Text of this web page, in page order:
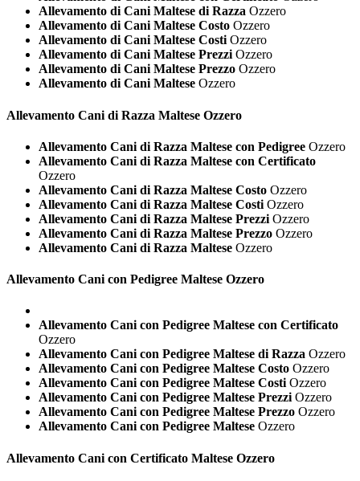
Allevamento di Cani Maltese di Razza Ozzero
Allevamento di Cani Maltese Costo Ozzero
Allevamento di Cani Maltese Costi Ozzero
Allevamento di Cani Maltese Prezzi Ozzero
Allevamento di Cani Maltese Prezzo Ozzero
Allevamento di Cani Maltese Ozzero
Allevamento Cani di Razza Maltese Ozzero
Allevamento Cani di Razza Maltese con Pedigree Ozzero
Allevamento Cani di Razza Maltese con Certificato
Ozzero
Allevamento Cani di Razza Maltese Costo Ozzero
Allevamento Cani di Razza Maltese Costi Ozzero
Allevamento Cani di Razza Maltese Prezzi Ozzero
Allevamento Cani di Razza Maltese Prezzo Ozzero
Allevamento Cani di Razza Maltese Ozzero
Allevamento Cani con Pedigree Maltese Ozzero
Allevamento Cani con Pedigree Maltese con Certificato
Ozzero
Allevamento Cani con Pedigree Maltese di Razza Ozzero
Allevamento Cani con Pedigree Maltese Costo Ozzero
Allevamento Cani con Pedigree Maltese Costi Ozzero
Allevamento Cani con Pedigree Maltese Prezzi Ozzero
Allevamento Cani con Pedigree Maltese Prezzo Ozzero
Allevamento Cani con Pedigree Maltese Ozzero
Allevamento Cani con Certificato Maltese Ozzero